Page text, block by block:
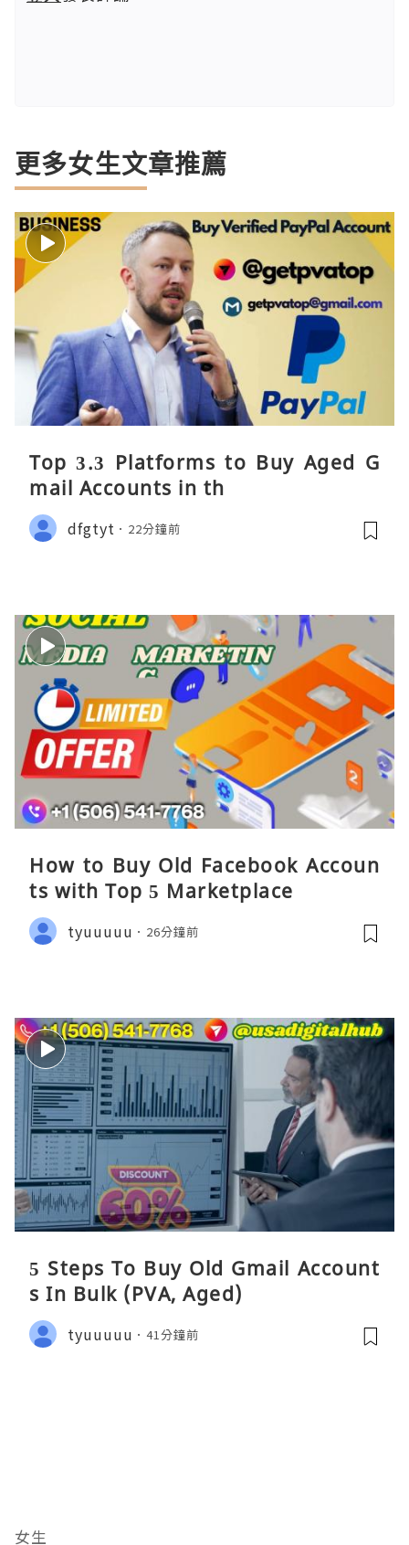
更多女生文章推薦
Top 3.3 Platforms to Buy Aged G
mail Accounts in th
dfgtyt 22分鐘前
How to Buy Old Facebook Accoun
ts​ with Top 5 Marketplace
tyuuuuu 26分鐘前
5 Steps To Buy Old Gmail Account
s In Bulk (PVA, Aged)
tyuuuuu 41分鐘前
女生